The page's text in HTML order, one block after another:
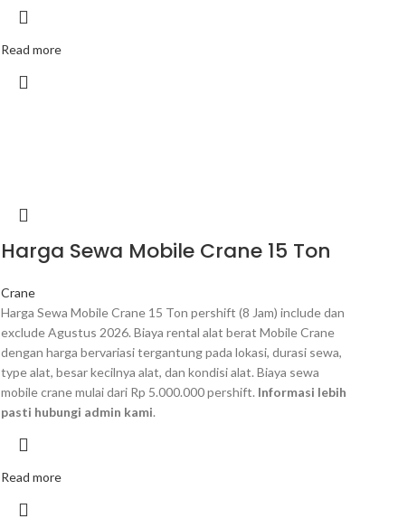
Read more
Harga Sewa Mobile Crane 15 Ton
Crane
Harga Sewa Mobile Crane 15 Ton pershift (8 Jam) include dan
exclude Agustus 2026. Biaya rental alat berat Mobile Crane
dengan harga bervariasi tergantung pada lokasi, durasi sewa,
type alat, besar kecilnya alat, dan kondisi alat. Biaya sewa
mobile crane mulai dari Rp 5.000.000 pershift. Informasi lebih
pasti hubungi admin kami.
Read more